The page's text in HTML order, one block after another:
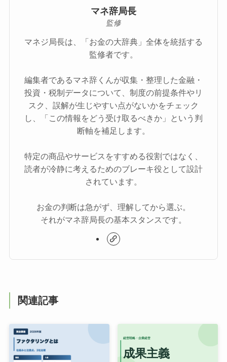
マネ辞局長
監修
マネジ局長は、「お金の大辞典」全体を統括する
監修者です。
編集者であるマネ辞くんが収集・整理した金融・
投資・税制データについて、制度の前提条件やリ
スク、誤解が生じやすい点がないかをチェック
し、「この情報をどう受け取るべきか」という判
断軸を補足します。
特定の商品やサービスをすすめる役割ではなく、
読者が冷静に考えるためのブレーキ役として設計
されています。
お金の判断は急がず、理解してから選ぶ。
それがマネ辞局長の基本スタンスです。
関連記事